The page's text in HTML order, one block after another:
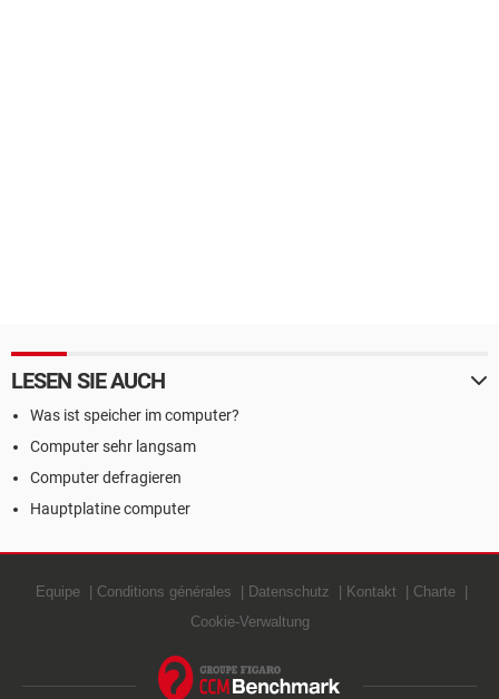
LESEN SIE AUCH
Was ist speicher im computer?
Computer sehr langsam
Computer defragieren
Hauptplatine computer
Equipe Conditions générales Datenschutz Kontakt
Charte
Cookie-Verwaltung